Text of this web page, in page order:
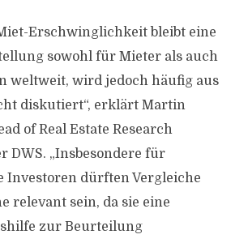
Erschwinglichkeit bleibt eine
sowohl für Mieter als auch
weltweit, wird jedoch häufig aus
diskutiert“, erklärt Martin
of Real Estate Research
DWS. „Insbesondere für
Investoren dürften Vergleiche
relevant sein, da sie eine
zur Beurteilung